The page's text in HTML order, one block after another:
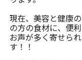
現在、美容と健康
の方の食材に、便
お声が多く寄せら
す！！